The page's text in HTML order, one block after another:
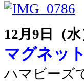
12月9日（水
マグネッ
ハマビーズ